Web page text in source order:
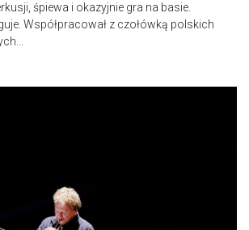
śpiewa i okazyjnie gra na basie.
Współpracował z czołówką polskich